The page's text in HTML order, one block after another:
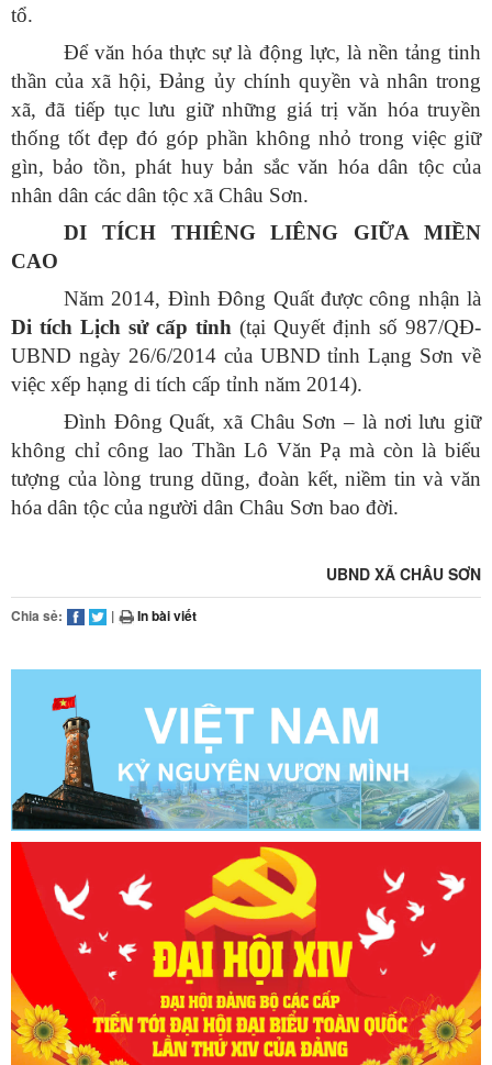
tổ.
Để văn hóa thực sự là động lực, là nền tảng tinh
thần của xã hội, Đảng ủy chính quyền và nhân trong
xã, đã tiếp tục lưu giữ những giá trị văn hóa truyền
thống tốt đẹp đó góp phần không nhỏ trong việc giữ
gìn, bảo tồn, phát huy bản sắc văn hóa dân tộc của
nhân dân các dân tộc xã Châu Sơn.
DI TÍCH THIÊNG LIÊNG GIỮA MIỀN
CAO
Năm 2014, Đình Đông Quất được công nhận là
Di tích Lịch sử cấp tỉnh (tại Quyết định số 987/QĐ-
UBND ngày 26/6/2014 của UBND tỉnh Lạng Sơn về
việc xếp hạng di tích cấp tỉnh năm 2014).
Đình Đông Quất, xã Châu Sơn – là nơi lưu giữ
không chỉ công lao Thần Lô Văn Pạ mà còn là biểu
tượng của lòng trung dũng, đoàn kết, niềm tin và văn
hóa dân tộc của người dân Châu Sơn bao đời.
UBND XÃ CHÂU SƠN
Chia sẻ: | In bài viết